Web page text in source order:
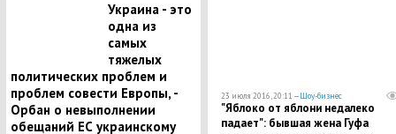
​Украина - это
одна из
самых
тяжелых
политических проблем и
проблем совести Европы, -
Орбан о невыполнении
обещаний ЕС украинскому
23 июля 2016, 20:11 —Шоу-бизнес
"Яблоко от яблони недалеко
падает": бывшая жена Гуфа